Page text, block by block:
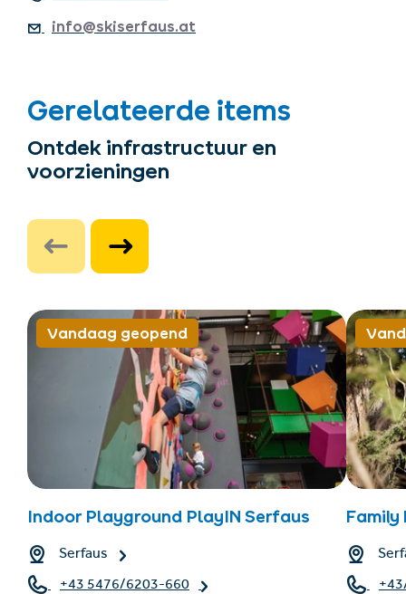
info@skiserfaus.at
Gerelateerde items
Ontdek infrastructuur en
voorzieningen
Vandaag geopend
Indoor Playground PlayIN Serfaus
Serfaus
+43 5476/6203-660
Family